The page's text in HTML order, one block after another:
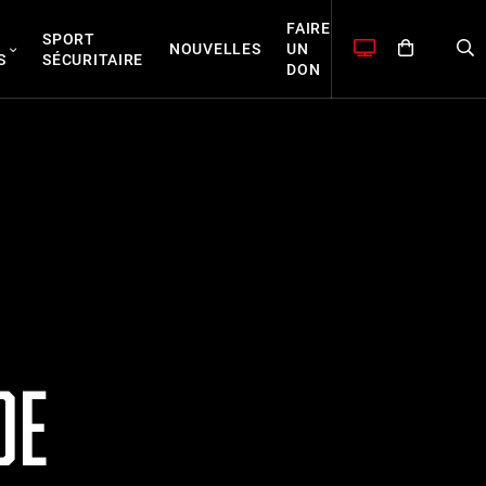
SPORT
SÉCURITAIRE
NOUVELLES
FAIRE
UN
DON